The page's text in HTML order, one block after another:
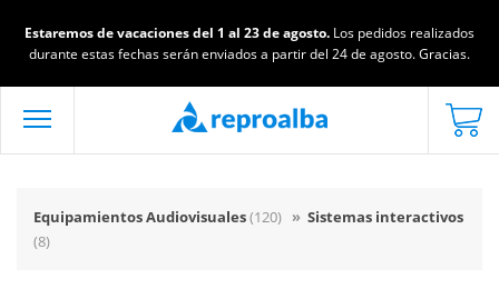
Estaremos de vacaciones del 1 al 23 de agosto. Los pedidos realizados
durante estas fechas serán enviados a partir del 24 de agosto. Gracias.
Equipamientos Audiovisuales(120) » Sistemas interactivos
(8)